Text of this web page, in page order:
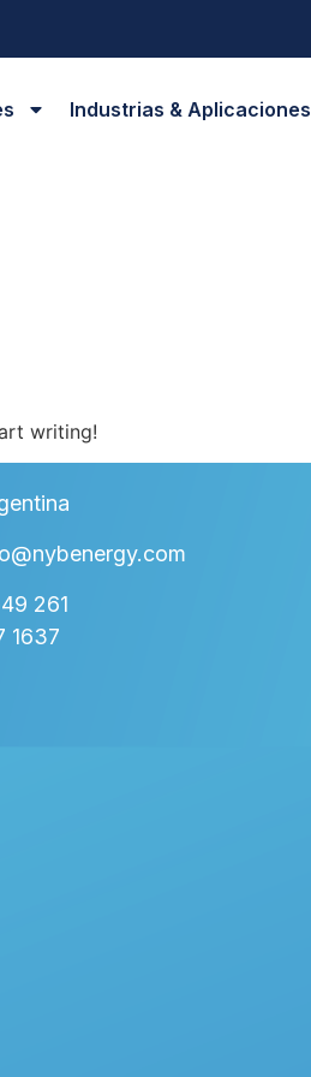
Industrias & Aplicaciones
writing!
261
1637